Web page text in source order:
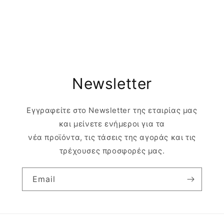
Newsletter
Εγγραφείτε στο Newsletter της εταιρίας μας
και μείνετε ενήμεροι για τα
νέα προϊόντα, τις τάσεις της αγοράς και τις
τρέχουσες προσφορές μας.
Email